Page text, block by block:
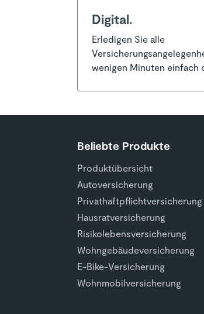
Digital.
Erledigen Sie alle
wenigen Minuten einfach
Beliebte Produkte
Produktübersicht
Autoversicherung
Privathaftpflichtversicherung
Hausratversicherung
Risikolebensversicherung
Wohngebäudeversicherung
E-Bike-Versicherung
Wohnmobilversicherung